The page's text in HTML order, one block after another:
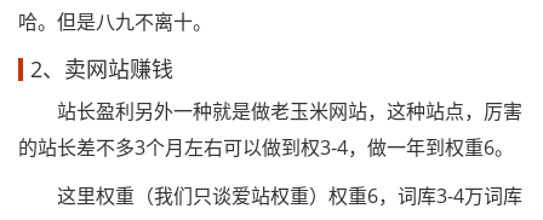
哈。但是八九不离十。
2、卖网站赚钱
站长盈利另外一种就是做老玉米网站，这种站点，厉害
的站长差不多3个月左右可以做到权3-4，做一年到权重6。
这里权重（我们只谈爱站权重）权重6，词库3-4万词库